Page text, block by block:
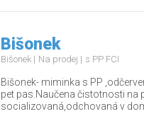
Bišonek
Bišonek Na prodej s PP FCI
Bišonek- miminka s PP
pet pas.Naučena čistotnosti na
socializovaná,odchovaná v